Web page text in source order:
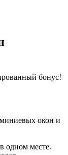
бонус!
окон и
одном месте.